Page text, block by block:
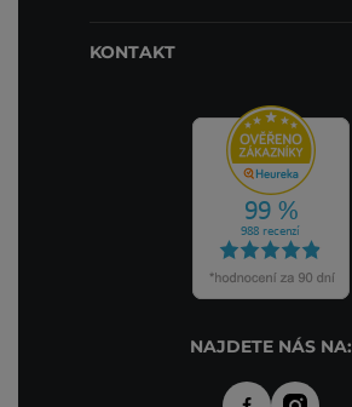
KONTAKT
NAJDETE NÁS NA: